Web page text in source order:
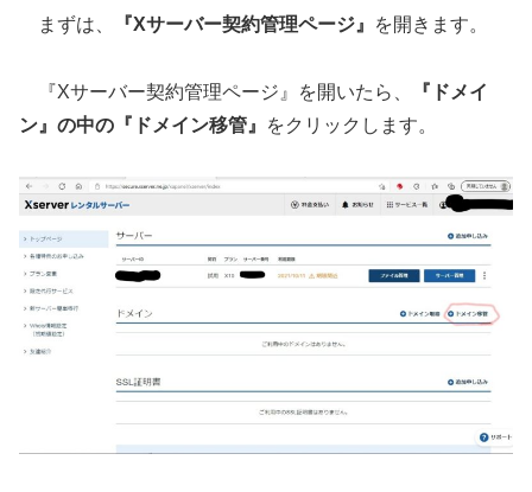
まずは、 『Xサーバー契約管理ページ』 を開きます。
『Xサーバー契約管理ページ』を開いたら、
『ドメイ
ン』の中の『ドメイン移管』
をクリックします。